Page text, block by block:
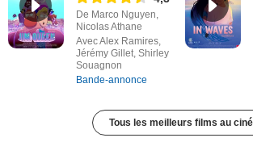
De Marco Nguyen,
Nicolas Athane
Avec Alex Ramires,
Jérémy Gillet, Shirley
Souagnon
Bande-annonce
Tous les meilleurs films au ciné